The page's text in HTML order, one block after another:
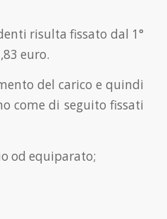
risulta fissato dal 1°
euro.
del carico e quindi
come di seguito fissati
od equiparato;